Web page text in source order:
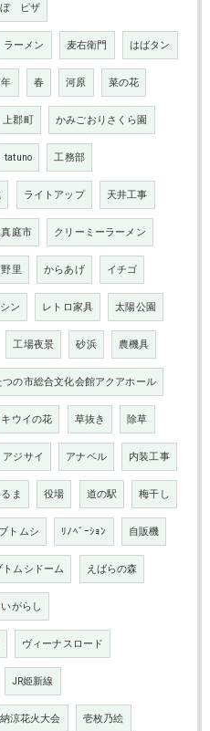
ぼ ピザ
ラーメン 麦右衛門 はばタン
春 河原 菜の花
上郡町 かみごおりさくら園
tatuno 工務部
ライトアップ 天井工事
真庭市 クリーミーラーメン
里 からあげ イチゴ
ン レトロ家具 太陽公園
工場夜景 砂浜 農機具
つの市総合文化会館アクアホール
キウイの花 草抜き 除草
アジサイ アナベル 内装工事
ま 役場 道の駅 梅干し
トムシ ﾘﾉﾍﾞｰｼｮﾝ 自販機
トムシドーム えばらの森
いがらし
ヴィーナスロード
JR姫新線
涼花火大会 壱枚乃絵